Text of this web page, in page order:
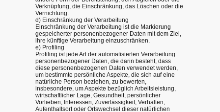
Verknüpfung, die Einschränkung, das Löschen oder die
Vernichtung.
d) Einschränkung der Verarbeitung
Einschränkung der Verarbeitung ist die Markierung
gespeicherter personenbezogener Daten mit dem Ziel,
ihre künftige Verarbeitung einzuschränken.
e) Profiling
Profiling ist jede Art der automatisierten Verarbeitung
personenbezogener Daten, die darin besteht, dass
diese personenbezogenen Daten verwendet werden,
um bestimmte persönliche Aspekte, die sich auf eine
natürliche Person beziehen, zu bewerten,
insbesondere, um Aspekte bezüglich Arbeitsleistung,
wirtschaftlicher Lage, Gesundheit, persönlicher
Vorlieben, Interessen, Zuverlässigkeit, Verhalten,
Aufenthaltsort oder Ortswechsel dieser natürlichen